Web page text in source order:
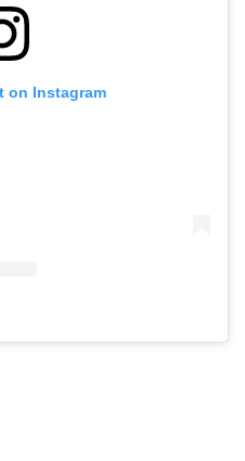
on Instagram